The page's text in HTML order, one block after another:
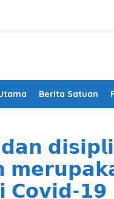
Berita Satuan
𝗖𝗼𝘃𝗶𝗱-𝟭𝟵